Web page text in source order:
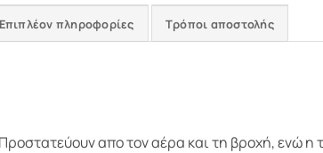
Επιπλέον πληροφορίες Τρόποι αποστολής
απο τον αέρα και τη βροχή, ενώ η